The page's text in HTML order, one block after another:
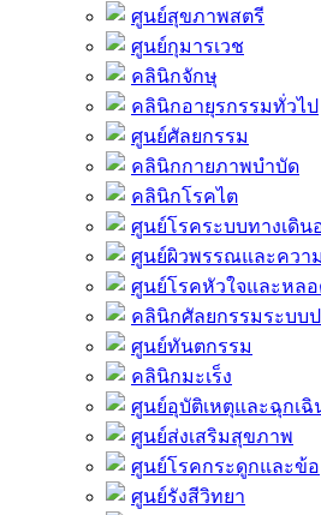
ศูนย์สุขภาพสตรี
ศูนย์กุมารเวช
คลินิกจักษุ
คลินิกอายุรกรรมทั่วไป
ศูนย์ศัลยกรรม
คลินิกกายภาพบำบัด
คลินิกโรคไต
ศูนย์โรคระบบทางเดิน
ศูนย์ผิวพรรณและควา
ศูนย์โรคหัวใจและหลอ
คลินิกศัลยกรรมระบบ
ศูนย์ทันตกรรม
คลินิกมะเร็ง
ศูนย์อุบัติเหตุและฉุกเฉิ
ศูนย์ส่งเสริมสุขภาพ
ศูนย์โรคกระดูกและข้อ
ศูนย์รังสีวิทยา